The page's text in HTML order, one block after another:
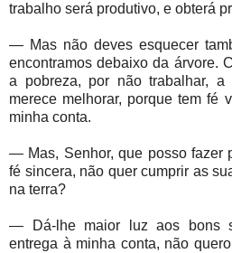
trabalho será produtivo, e obterá
— Mas não deves esquecer
encontramos debaixo da árvore.
a pobreza, por não trabalhar, a
merece melhorar, porque tem fé
minha conta.
— Mas, Senhor, que posso fazer
fé sincera, não quer cumprir as
na terra?
— Dá-lhe maior luz aos bons
entrega à minha conta, não